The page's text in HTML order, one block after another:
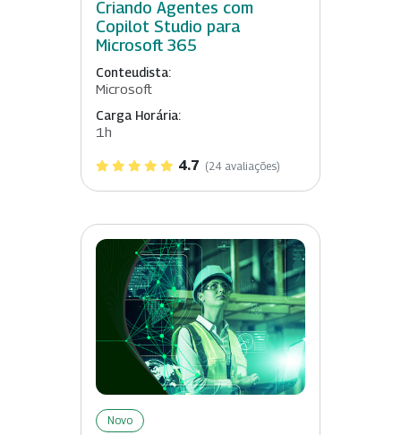
Criando Agentes com
Copilot Studio para
Microsoft 365
Conteudista:
Microsoft
Carga Horária:
1h
4.7 (24 avaliações)
Novo